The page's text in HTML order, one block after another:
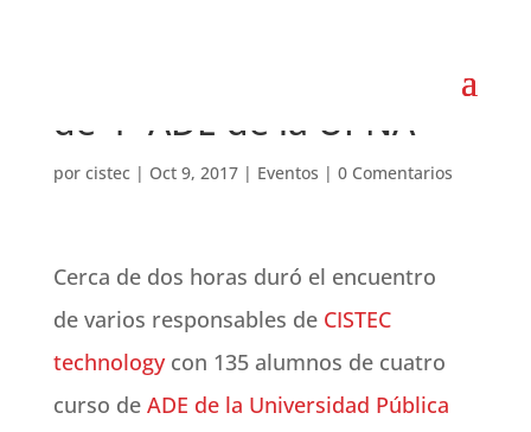
de 4º ADE de la UPNA
por cistec| Oct 9, 2017| Eventos | 0 Comentarios
Cerca de dos horas duró el encuentro
de varios responsables de CISTEC
technologycon 135 alumnos de cuatro
curso de ADE de la Universidad Pública